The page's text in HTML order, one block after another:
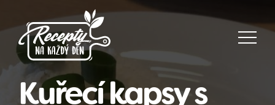
Kuřecí kapsy s